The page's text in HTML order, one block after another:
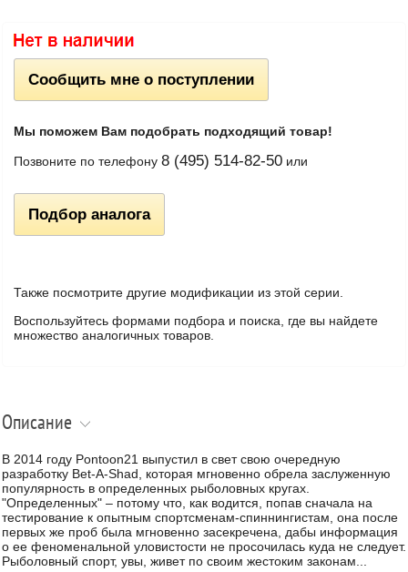
Сообщить мне о поступлении
Мы поможем Вам подобрать подходящий товар!
Позвоните по телефону 8 (495) 514-82-50 или
Подбор аналога
Также посмотрите другие модификации из этой серии.
Воспользуйтесь формами подбора и поиска, где вы найдете
множество аналогичных товаров.
Описание
В 2014 году Pontoon21 выпустил в свет свою очередную
разработку Bet-A-Shad, которая мгновенно обрела заслуженную
популярность в определенных рыболовных кругах.
"Определенных" – потому что, как водится, попав сначала на
тестирование к опытным спортсменам-спиннингистам, она после
первых же проб была мгновенно засекречена, дабы информация
о ее феноменальной уловистости не просочилась куда не следует.
Рыболовный спорт, увы, живет по своим жестоким законам...